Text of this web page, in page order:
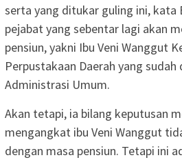
serta yang ditukar guling ini, kata
pejabat yang sebentar lagi akan
pensiun, yakni Ibu Veni Wanggut
Perpustakaan Daerah yang
Administrasi Umum.
Akan tetapi, ia bilang keputusan
mengangkat ibu Veni Wanggut
dengan masa pensiun. Tetapi ini